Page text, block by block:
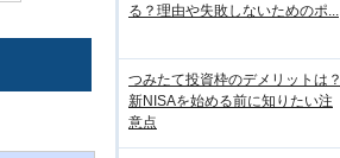
る？理由や失敗しないためのポ...
つみたて投資枠のデメリットは？
新NISAを始める前に知りたい注
意点